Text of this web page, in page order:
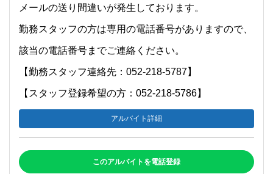
メールの送り間違いが発生しております。
勤務スタッフの方は専用の電話番号がありますので、
該当の電話番号までご連絡ください。
【勤務スタッフ連絡先：052-218-5787】
【スタッフ登録希望の方：052-218-5786】
アルバイト詳細
このアルバイトを電話登録